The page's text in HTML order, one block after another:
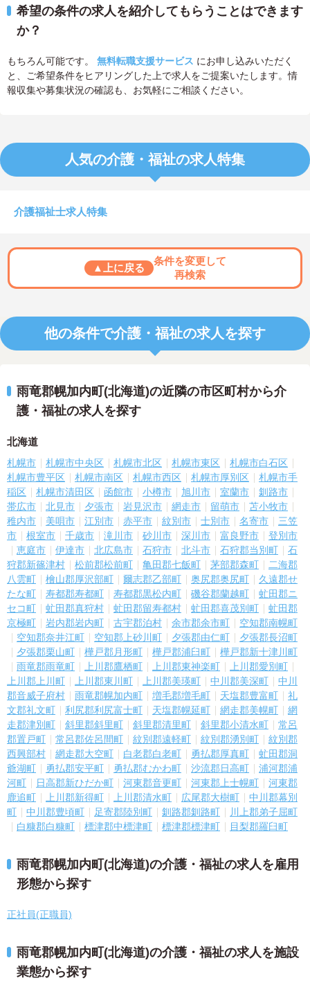
希望の条件の求人を紹介してもらうことはできます
か？
もちろん可能です。 無料転職支援サービス にお申し込みいただく
と、ご希望条件をヒアリングした上で求人をご提案いたします。情
報収集や募集状況の確認も、お気軽にご相談ください。
人気の介護・福祉の求人特集
介護福祉士求人特集
▲上に戻る
条件を変更して
再検索
他の条件で介護・福祉の求人を探す
雨竜郡幌加内町(北海道)の近隣の市区町村から介
護・福祉の求人を探す
北海道
札幌市 札幌市中央区 札幌市北区 札幌市東区
札幌市白石区
札幌市豊平区
札幌市南区 札幌市西区 札幌市厚別区
札幌市手
稲区
札幌市清田区 函館市 小樽市 旭川市 室蘭市
釧路市
帯広市
北見市 夕張市 岩見沢市 網走市 留萌市
苫小牧市
稚内市
美唄市 江別市 赤平市 紋別市 士別市 名寄市
三笠
市
根室市 千歳市 滝川市 砂川市 深川市 富良野市
登別市
恵庭市
伊達市 北広島市 石狩市 北斗市 石狩郡当別町
石
狩郡新篠津村
松前郡松前町 亀田郡七飯町 茅部郡森町
二海郡
八雲町
檜山郡厚沢部町 爾志郡乙部町 奥尻郡奥尻町
久遠郡せ
たな町
寿都郡寿都町 寿都郡黒松内町 磯谷郡蘭越町
虻田郡ニ
セコ町
虻田郡真狩村 虻田郡留寿都村 虻田郡喜茂別町
虻田郡
京極町
岩内郡岩内町 古宇郡泊村 余市郡余市町
空知郡南幌町
空知郡奈井江町
空知郡上砂川町 夕張郡由仁町
夕張郡長沼町
夕張郡栗山町
樺戸郡月形町 樺戸郡浦臼町
樺戸郡新十津川町
雨竜郡雨竜町
上川郡鷹栖町 上川郡東神楽町
上川郡愛別町
上川郡上川町
上川郡東川町 上川郡美瑛町 中川郡美深町
中川
郡音威子府村
雨竜郡幌加内町 増毛郡増毛町 天塩郡豊富町
礼
文郡礼文町
利尻郡利尻富士町 天塩郡幌延町 網走郡美幌町
網
走郡津別町
斜里郡斜里町 斜里郡清里町 斜里郡小清水町
常呂
郡置戸町
常呂郡佐呂間町 紋別郡遠軽町 紋別郡湧別町
紋別郡
西興部村
網走郡大空町 白老郡白老町 勇払郡厚真町
虻田郡洞
爺湖町
勇払郡安平町 勇払郡むかわ町 沙流郡日高町
浦河郡浦
河町
日高郡新ひだか町 河東郡音更町 河東郡上士幌町
河東郡
鹿追町
上川郡新得町 上川郡清水町 広尾郡大樹町
中川郡幕別
町
中川郡豊頃町 足寄郡陸別町 釧路郡釧路町
川上郡弟子屈町
白糠郡白糠町
標津郡中標津町 標津郡標津町 目梨郡羅臼町
雨竜郡幌加内町(北海道)の介護・福祉の求人を雇用
形態から探す
正社員(正職員)
雨竜郡幌加内町(北海道)の介護・福祉の求人を施設
業態から探す